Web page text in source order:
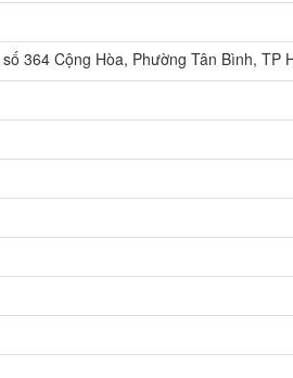
364 Cộng Hòa, Phường Tân Bình, TP